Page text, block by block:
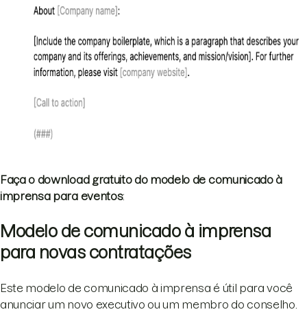
Faça o download gratuito do modelo de comunicado à
imprensa para eventos:
Modelo de comunicado à imprensa
para novas contratações
Este modelo de comunicado à imprensa é útil para você
anunciar um novo executivo ou um membro do conselho.